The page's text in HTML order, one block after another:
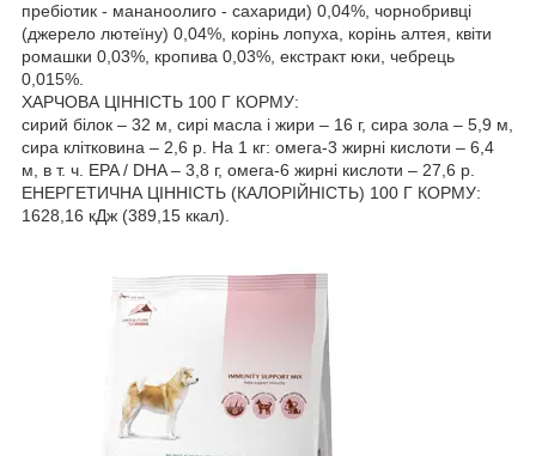
пребіотик - мананоолиго - сахариди) 0,04%, чорнобривці
(джерело лютеїну) 0,04%, корінь лопуха, корінь алтея, квіти
ромашки 0,03%, кропива 0,03%, екстракт юки, чебрець
0,015%.
ХАРЧОВА ЦІННІСТЬ 100 Г КОРМУ:
сирий білок – 32 м, сирі масла і жири – 16 г, сира зола – 5,9 м,
сира клітковина – 2,6 р. На 1 кг: омега-3 жирні кислоти – 6,4
м, в т. ч. EPA / DHA – 3,8 г, омега-6 жирні кислоти – 27,6 р.
ЕНЕРГЕТИЧНА ЦІННІСТЬ (КАЛОРІЙНІСТЬ) 100 Г КОРМУ:
1628,16 кДж (389,15 ккал).